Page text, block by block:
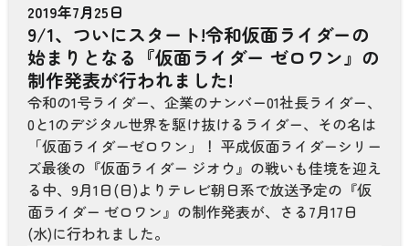
2019年7月25日
9/1、ついにスタート!令和仮面ライダーの
始まりとなる『仮面ライダー ゼロワン』の
制作発表が行われました!
令和の1号ライダー、企業のナンバー01社長ライダー、
0と1のデジタル世界を駆け抜けるライダー、その名は
「仮面ライダーゼロワン」！ 平成仮面ライダーシリー
ズ最後の『仮面ライダー ジオウ』の戦いも佳境を迎え
る中、9月1日(日)よりテレビ朝日系で放送予定の『仮
面ライダー ゼロワン』の制作発表が、さる7月17日
(水)に行われました。